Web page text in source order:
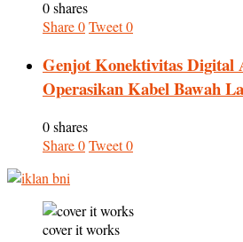
0 shares
Share0Tweet0
Genjot Konektivitas Digital
Operasikan Kabel Bawah
0 shares
Share0Tweet0
cover it works